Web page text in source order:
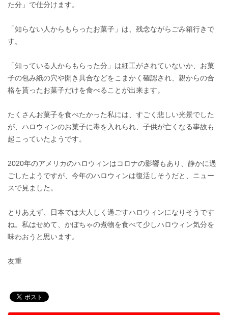
た分」で仕分けます。
「知らない人からもらったお菓子」は、残念ながらごみ箱行きで
す。
「知っている人からもらった分」は細工がされていないか、お菓
子の包み紙の穴や開き具合などをこまかく確認され、親からの合
格を貰ったお菓子だけを食べることが出来ます。
たくさんお菓子を食べたかった私には、すごく悲しい光景でした
が、ハロウィンのお菓子に毒を入れられ、子供が亡くなる事故も
起こっていたようです。
2020年のアメリカのハロウィンはコロナの影響もあり、静かに過
ごしたようですが、今年のハロウィンは復活しそうだと、ニュー
スで見ました。
とりあえず、日本では大人しく過ごすハロウィンになりそうです
ね。私はせめて、かぼちゃの煮物を食べて少しハロウィン気分を
味わおうと思います。
友重